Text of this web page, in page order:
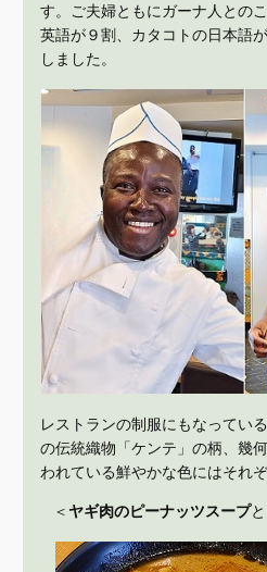
す。ご夫婦ともにガーナ人とのこ
英語が９割、カタコトの日本語
しました。
レストランの制服にもなってい
の伝統織物「ケンテ」の柄、幾
われている鮮やかな色にはそれ
＜ ヤギ肉のピーナッツスープと